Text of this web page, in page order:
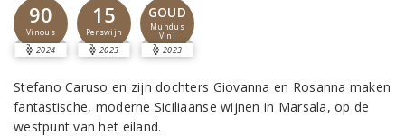
90
Vinous
2024
15
Perswijn
2023
GOUD
Mundus
Vini
2023
Stefano Caruso en zijn dochters Giovanna en Rosanna maken
fantastische, moderne Siciliaanse wijnen in Marsala, op de
westpunt van het eiland.